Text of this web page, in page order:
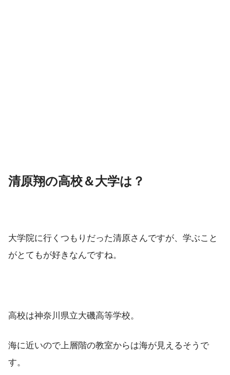
清原翔の高校＆大学は？
大学院に行くつもりだった清原さんですが、学ぶこと
がとてもが好きなんですね。
高校は神奈川県立大磯高等学校。
海に近いので上層階の教室からは海が見えるそうで
す。